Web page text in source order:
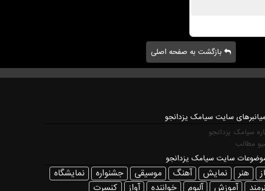
بازگشت به صفحه اصلی
میانبرهای سایت سیامک یزدانجو
سیامک یزدانجو
مطالب
سایت سیامک یزدانجو
هنر نمایش آهنگ موسیقی جشنواره
نمایشگاه
آموزش آلبوم خواننده آواز كنسرت